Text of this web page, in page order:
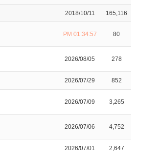
2018/10/11 165,116
PM 01:34:57 80
2026/08/05 278
2026/07/29 852
2026/07/09 3,265
2026/07/06 4,752
2026/07/01 2,647